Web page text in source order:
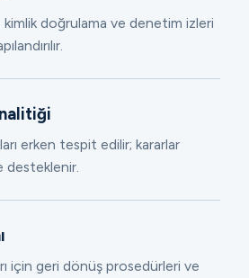
kimlik doğrulama ve denetim izleri
erken tespit edilir; kararlar
desteklenir.
için geri dönüş prosedürleri ve